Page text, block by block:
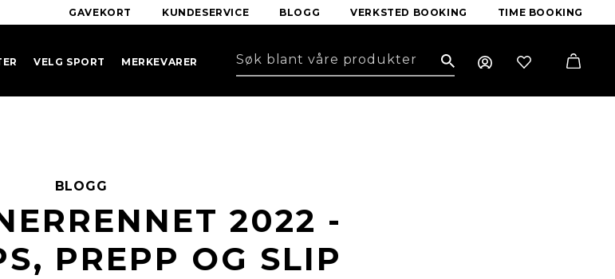
GAVEKORT KUNDESERVICE BLOGG VERKSTED BOOKING TIME BOOKING
VELG SPORT MERKEVARER Search
BLOGG
2022 -
PREPP OG SLIP